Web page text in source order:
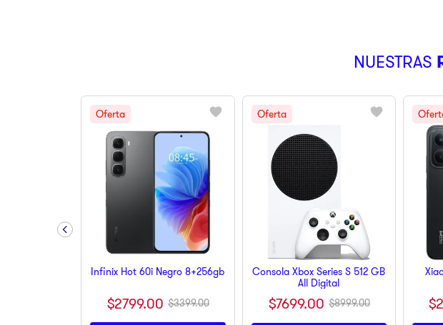
NUESTRAS
Infinix Hot 60i Negro 8+256gb
$2799.00 $3399.00
Consola Xbox Series S 512 GB
All Digital
$7699.00 $8999.00 $